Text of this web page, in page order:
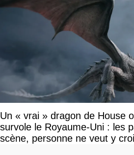
Un « vrai » dragon de House
survole le Royaume-Uni : les
scène, personne ne veut y